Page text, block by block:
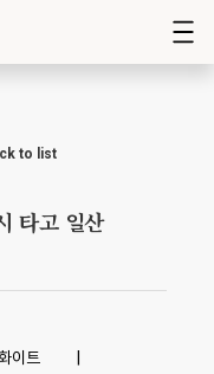
to list
타고 일산
이트